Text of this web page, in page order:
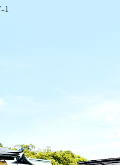
1